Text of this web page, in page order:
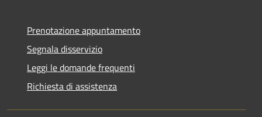
Prenotazione appuntamento
Segnala disservizio
Leggi le domande frequenti
Richiesta di assistenza